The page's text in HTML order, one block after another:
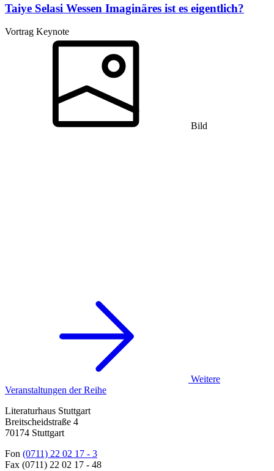
Taiye Selasi Wessen Imaginäres ist es eigentlich?
Vortrag Keynote
Bild
Weitere
Veranstaltungen der Reihe
Literaturhaus Stuttgart
Breitscheidstraße 4
70174 Stuttgart
Fon (0711) 22 02 17 - 3
Fax (0711) 22 02 17 - 48